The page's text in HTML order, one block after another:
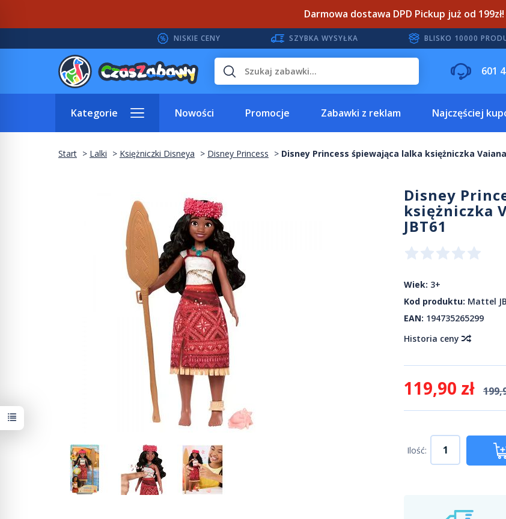
Darmowa dostawa DPD Pickup już od 199zł!
NISKIE CENY SZYBKA WYSYŁKA BLISKO 10000
601
Wyszukaj
Kategorie Nowości Promocje Zabawki z reklam Najczęściej
Start Lalki Księżniczki Disneya Disney Princess Disney Princess śpiewająca lalka księżniczka
Disney
księżniczka
JBT61
Wiek: 3+
Kod produktu: Mattel
EAN: 194735265299
Historia ceny
119,90 zł
Ilość: